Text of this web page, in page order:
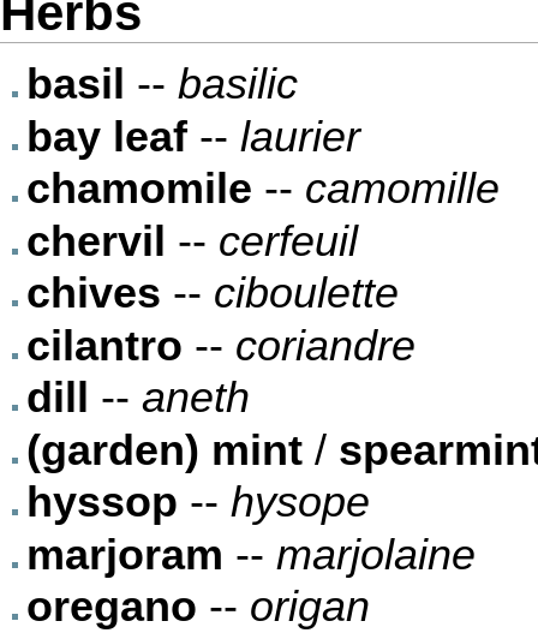
Herbs
basil -- basilic
bay leaf -- laurier
chamomile -- camomille
chervil -- cerfeuil
chives -- ciboulette
cilantro -- coriandre
dill
-- aneth
(garden) mint /
hyssop -- hysope
marjoram -- marjolaine
oregano -- origan